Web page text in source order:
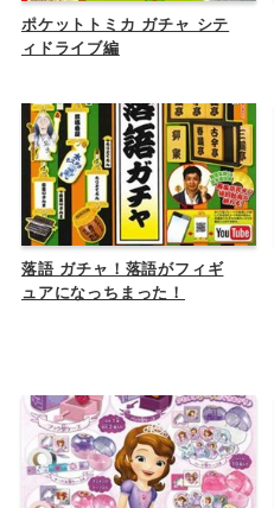
ポケットトミカ ガチャ シテ
ィドライブ編
落語 ガチャ！落語がフィギ
ュアになっちまった！